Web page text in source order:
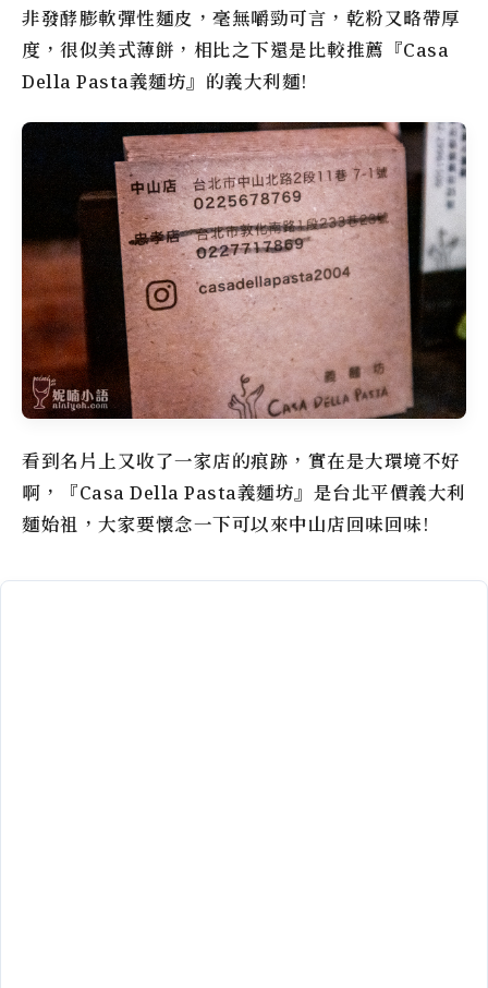
非發酵膨軟彈性麵皮，毫無嚼勁可言，乾粉又略帶厚
度，很似美式薄餅，相比之下還是比較推薦『Casa
Della Pasta義麵坊』的義大利麵!
看到名片上又收了一家店的痕跡，實在是大環境不好
啊，『Casa Della Pasta義麵坊』是台北平價義大利
麵始祖，大家要懷念一下可以來中山店回味回味!